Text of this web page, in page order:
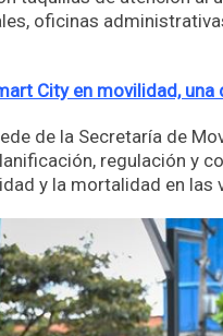
oficinas
City en movilidad,
de la Secretaría de
regulación y
y la mortalidad en las